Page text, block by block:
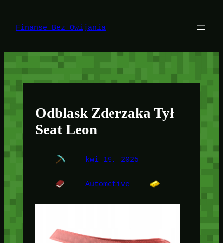
treści
Finanse Bez Owijania
Odblask Zderzaka Tył
Seat Leon
kwi 19, 2025
Automotive